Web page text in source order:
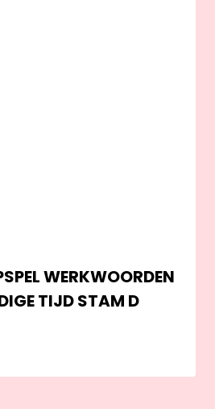
WERKWOORDEN
TIJD STAM D